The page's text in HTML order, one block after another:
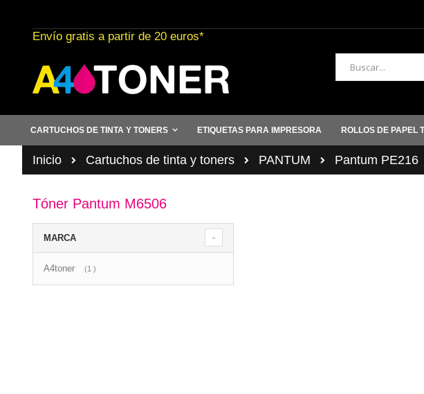
al
contenido
Envío gratis a partir de 20 euros*
Buscar
CARTUCHOS DE TINTA Y TONERS ETIQUETAS PARA IMPRESORA ROLLOS DE PAPEL
Inicio Cartuchos de tinta y toners PANTUM Pantum PE216
Tóner Pantum M6506
MARCA
A4toner 1 artículo